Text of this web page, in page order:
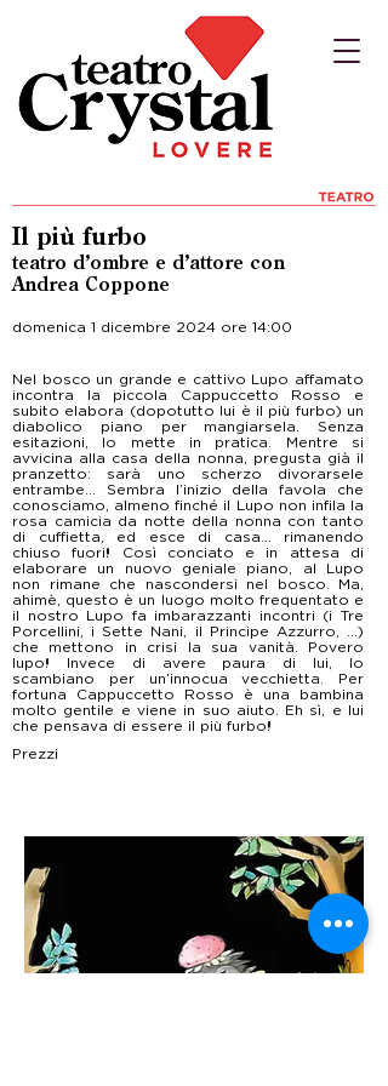
Il più furbo
teatro d’ombre e d’attore con
Andrea Coppone
domenica 1 dicembre 2024 ore 14:00
Nel bosco un grande e cattivo Lupo affamato
incontra la piccola Cappuccetto Rosso e
subito elabora (dopotutto lui è il più furbo) un
diabolico piano per mangiarsela. Senza
esitazioni, lo mette in pratica. Mentre si
avvicina alla casa della nonna, pregusta già il
pranzetto: sarà uno scherzo divorarsele
entrambe... Sembra l’inizio della favola che
conosciamo, almeno finché il Lupo non infila la
rosa camicia da notte della nonna con tanto
di cuffietta, ed esce di casa... rimanendo
chiuso fuori! Così conciato e in attesa di
elaborare un nuovo geniale piano, al Lupo
non rimane che nascondersi nel bosco. Ma,
ahimè, questo è un luogo molto frequentato e
il nostro Lupo fa imbarazzanti incontri (i Tre
Porcellini, i Sette Nani, il Principe Azzurro, ...)
che mettono in crisi la sua vanità. Povero
lupo! Invece di avere paura di lui, lo
scambiano per un’innocua vecchietta. Per
fortuna Cappuccetto Rosso è una bambina
molto gentile e viene in suo aiuto. Eh sì, e lui
che pensava di essere il più furbo!
Prezzi